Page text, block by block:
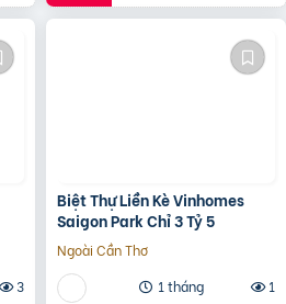
3
Biệt Thự Liền Kè Vinhomes
Saigon Park Chỉ 3 Tỷ 5
Ngoài Cần Thơ
1 tháng
1